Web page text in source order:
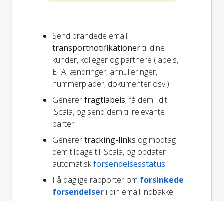
Send brandede email
transportnotifikationertil dine
kunder, kolleger og partnere (labels,
ETA, ændringer, annulleringer,
nummerplader, dokumenter osv.)
Genererfragtlabels, få dem i dit
iScala, og send dem til relevante
parter
Generertracking-links og modtag
dem tilbage til iScala, og opdater
automatiskforsendelsesstatus
Få daglige rapporter om forsinkede
forsendelser i din email indbakke